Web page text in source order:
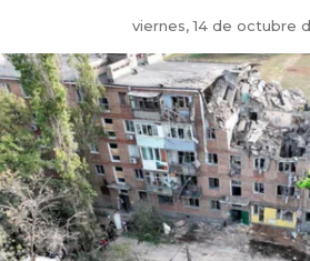
viernes, 14 de octubre